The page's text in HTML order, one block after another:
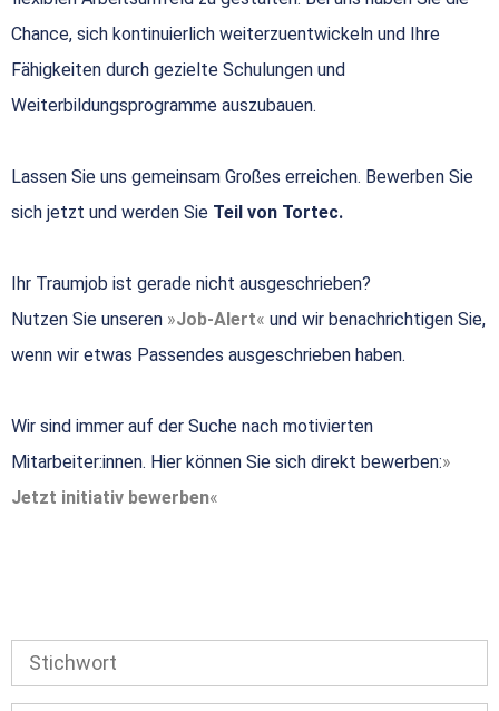
Chance, sich kontinuierlich weiterzuentwickeln und Ihre
Fähigkeiten durch gezielte Schulungen und
Weiterbildungsprogramme auszubauen.
Lassen Sie uns gemeinsam Großes erreichen. Bewerben Sie
sich jetzt und werden Sie Teil von Tortec.
Ihr Traumjob ist gerade nicht ausgeschrieben?
Nutzen Sie unseren
Job-Alert
und wir benachrichtigen Sie,
wenn wir etwas Passendes ausgeschrieben haben.
Wir sind immer auf der Suche nach motivierten
Mitarbeiter:innen. Hier können Sie sich direkt bewerben:
Jetzt initiativ bewerben